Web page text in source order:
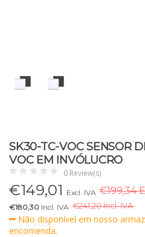
SK30-TC-VOC SENSOR
VOC EM INVÓLUCRO
0 Review(s)
€149,01 Excl. IVA €199,34
€180,30 Incl. IVA €241,20 Incl. IVA.
Não disponível em nosso
encomenda.